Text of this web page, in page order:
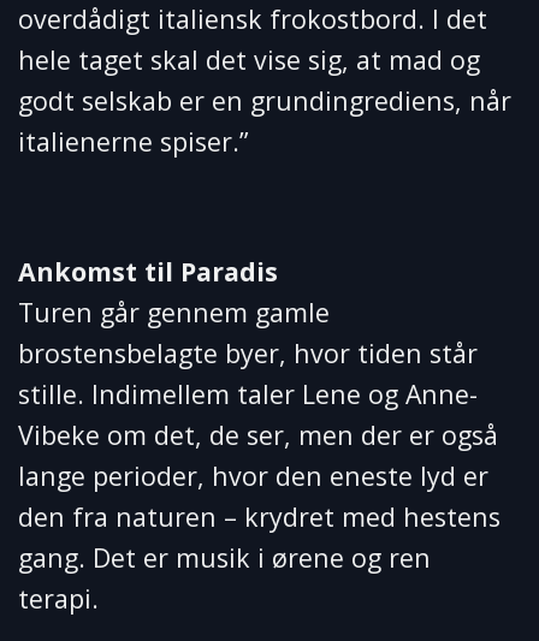
overdådigt italiensk frokostbord. I det
hele taget skal det vise sig, at mad og
godt selskab er en grundingrediens, når
italienerne spiser.”
Ankomst til Paradis
Turen går gennem gamle
brostensbelagte byer, hvor tiden står
stille. Indimellem taler Lene og Anne-
Vibeke om det, de ser, men der er også
lange perioder, hvor den eneste lyd er
den fra naturen – krydret med hestens
gang. Det er musik i ørene og ren
terapi.